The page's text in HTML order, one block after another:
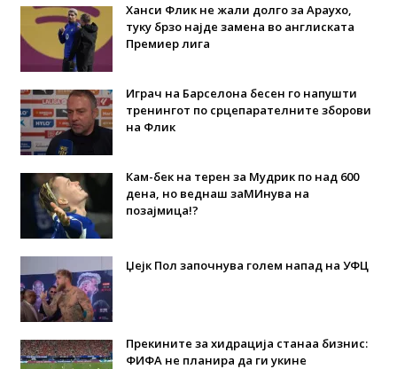
Ханси Флик не жали долго за Араухо,
туку брзо најде замена во англиската
Премиер лига
Играч на Барселона бесен го напушти
тренингот по срцепарателните зборови
на Флик
Кам-бек на терен за Мудрик по над 600
дена, но веднаш заМИнува на
позајмица!?
Џејк Пол започнува голем напад на УФЦ
Прекините за хидрација станаа бизнис:
ФИФА не планира да ги укине